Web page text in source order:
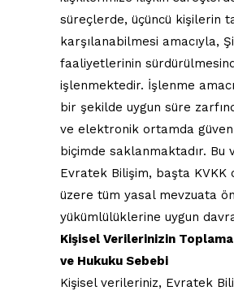
süreçlerde, üçüncü kişilerin
karşılanabilmesi amacıyla,
faaliyetlerinin
işlenmektedir. İşlenme
bir şekilde uygun süre
ve elektronik ortamda
biçimde saklanmaktadır. Bu
Evratek Bilişim, başta KVKK
üzere tüm yasal mevzuata
yükümlülüklerine uygun
Kişisel Verilerinizin
ve Hukuku Sebebi​
Kişisel verileriniz, Evratek